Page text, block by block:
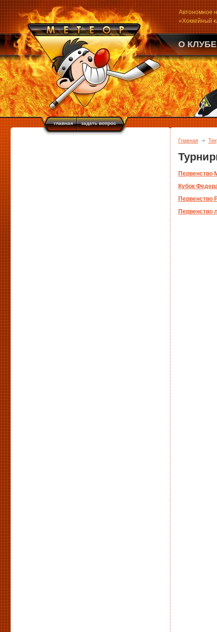
Автономное
«Хоккейный
О КЛУБЕ
главная задать вопрос
Главная
Первенство
Кубок
Первенство
Первенство